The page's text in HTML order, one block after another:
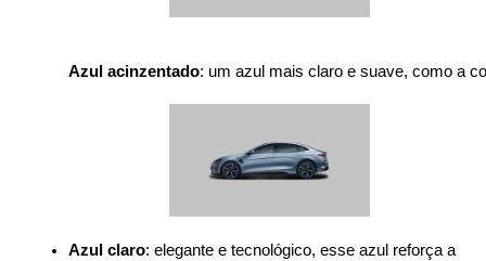
Azul acinzentado: um azul mais claro e suave, como a
Azul claro: elegante e tecnológico, esse azul reforça a